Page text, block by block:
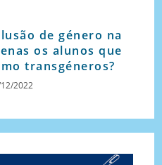
de género na
os alunos que
transgéneros?
2022